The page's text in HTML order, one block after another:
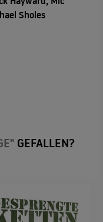
Sholes
GEFALLEN?